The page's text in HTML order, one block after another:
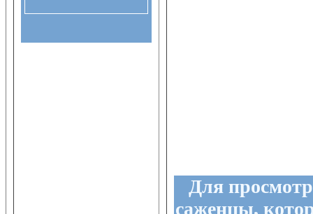
Для
саженцы,